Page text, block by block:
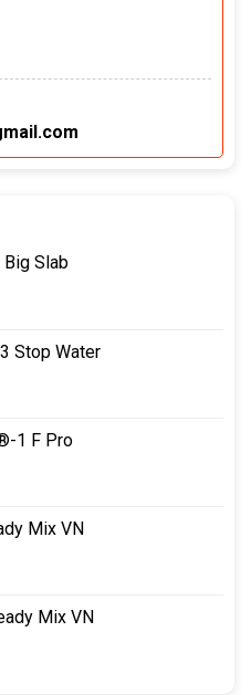
Slab
Stop Water
1 F Pro
Mix VN
Mix VN
Gạch
Chống Thấm?.
sơn chống thấm hay màng
cũng khá quan trọng và
việc keo chống thấm được
giãn nở co ngót theo môi
việc dán keo chống thấm
được thực hiện dễ dàng
gắn những vật liệu hiệu
quả. Một số loại keo như
phổ biến trong biện
thấm.